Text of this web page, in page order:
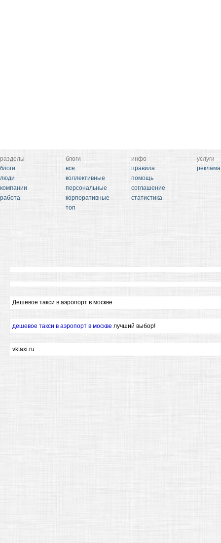
разделы
блоги
люди
компании
работа
блоги
все
коллективные
персональные
корпоративные
топ
инфо
правила
помощь
соглашение
статистика
услуги
реклама
Дешевое такси в аэропорт в москве
дешевое такси в аэропорт в москве лучший выбор!
vktaxi.ru